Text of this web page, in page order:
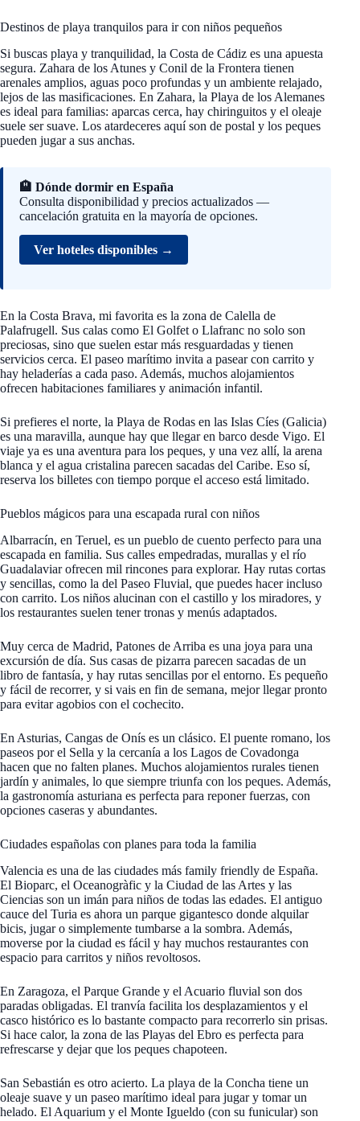
Destinos de playa tranquilos para ir con niños pequeños
Si buscas playa y tranquilidad, la Costa de Cádiz es una apuesta
segura. Zahara de los Atunes y Conil de la Frontera tienen
arenales amplios, aguas poco profundas y un ambiente relajado,
lejos de las masificaciones. En Zahara, la Playa de los Alemanes
es ideal para familias: aparcas cerca, hay chiringuitos y el oleaje
suele ser suave. Los atardeceres aquí son de postal y los peques
pueden jugar a sus anchas.
🏨 Dónde dormir en España
Consulta disponibilidad y precios actualizados —
cancelación gratuita en la mayoría de opciones.
Ver hoteles disponibles →
En la Costa Brava, mi favorita es la zona de Calella de
Palafrugell. Sus calas como El Golfet o Llafranc no solo son
preciosas, sino que suelen estar más resguardadas y tienen
servicios cerca. El paseo marítimo invita a pasear con carrito y
hay heladerías a cada paso. Además, muchos alojamientos
ofrecen habitaciones familiares y animación infantil.
Si prefieres el norte, la Playa de Rodas en las Islas Cíes (Galicia)
es una maravilla, aunque hay que llegar en barco desde Vigo. El
viaje ya es una aventura para los peques, y una vez allí, la arena
blanca y el agua cristalina parecen sacadas del Caribe. Eso sí,
reserva los billetes con tiempo porque el acceso está limitado.
Pueblos mágicos para una escapada rural con niños
Albarracín, en Teruel, es un pueblo de cuento perfecto para una
escapada en familia. Sus calles empedradas, murallas y el río
Guadalaviar ofrecen mil rincones para explorar. Hay rutas cortas
y sencillas, como la del Paseo Fluvial, que puedes hacer incluso
con carrito. Los niños alucinan con el castillo y los miradores, y
los restaurantes suelen tener tronas y menús adaptados.
Muy cerca de Madrid, Patones de Arriba es una joya para una
excursión de día. Sus casas de pizarra parecen sacadas de un
libro de fantasía, y hay rutas sencillas por el entorno. Es pequeño
y fácil de recorrer, y si vais en fin de semana, mejor llegar pronto
para evitar agobios con el cochecito.
En Asturias, Cangas de Onís es un clásico. El puente romano, los
paseos por el Sella y la cercanía a los Lagos de Covadonga
hacen que no falten planes. Muchos alojamientos rurales tienen
jardín y animales, lo que siempre triunfa con los peques. Además,
la gastronomía asturiana es perfecta para reponer fuerzas, con
opciones caseras y abundantes.
Ciudades españolas con planes para toda la familia
Valencia es una de las ciudades más family friendly de España.
El Bioparc, el Oceanogràfic y la Ciudad de las Artes y las
Ciencias son un imán para niños de todas las edades. El antiguo
cauce del Turia es ahora un parque gigantesco donde alquilar
bicis, jugar o simplemente tumbarse a la sombra. Además,
moverse por la ciudad es fácil y hay muchos restaurantes con
espacio para carritos y niños revoltosos.
En Zaragoza, el Parque Grande y el Acuario fluvial son dos
paradas obligadas. El tranvía facilita los desplazamientos y el
casco histórico es lo bastante compacto para recorrerlo sin prisas.
Si hace calor, la zona de las Playas del Ebro es perfecta para
refrescarse y dejar que los peques chapoteen.
San Sebastián es otro acierto. La playa de la Concha tiene un
oleaje suave y un paseo marítimo ideal para jugar y tomar un
helado. El Aquarium y el Monte Igueldo (con su funicular) son